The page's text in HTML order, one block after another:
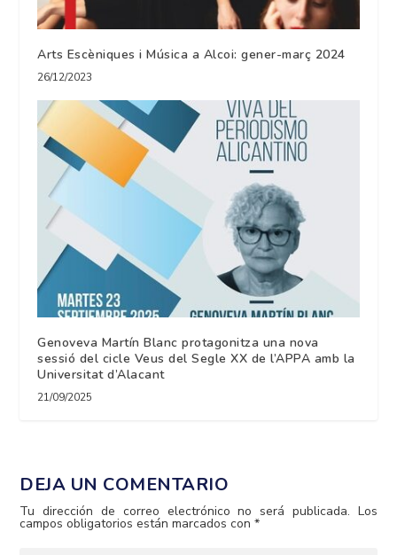
Arts Escèniques i Música a Alcoi: gener-març 2024
26/12/2023
Genoveva Martín Blanc protagonitza una nova
sessió del cicle Veus del Segle XX de l’APPA amb la
Universitat d’Alacant
21/09/2025
DEJA UN COMENTARIO
Tu dirección de correo electrónico no será publicada. Los
campos obligatorios están marcados con*